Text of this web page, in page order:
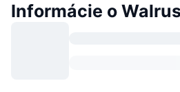
Informácie o Walrus